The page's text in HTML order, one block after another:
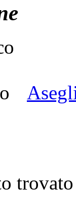
trovato